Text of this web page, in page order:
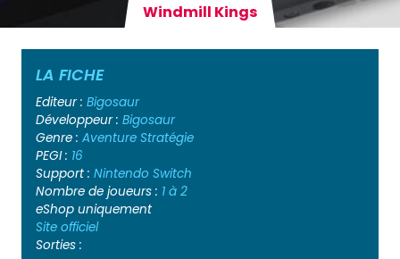
Windmill Kings
LA FICHE
Editeur : Bigosaur
Développeur : Bigosaur
Genre : Aventure Stratégie
PEGI : 16
Support : Nintendo Switch
Nombre de joueurs : 1 à 2
eShop uniquement
Site officiel
Sorties :